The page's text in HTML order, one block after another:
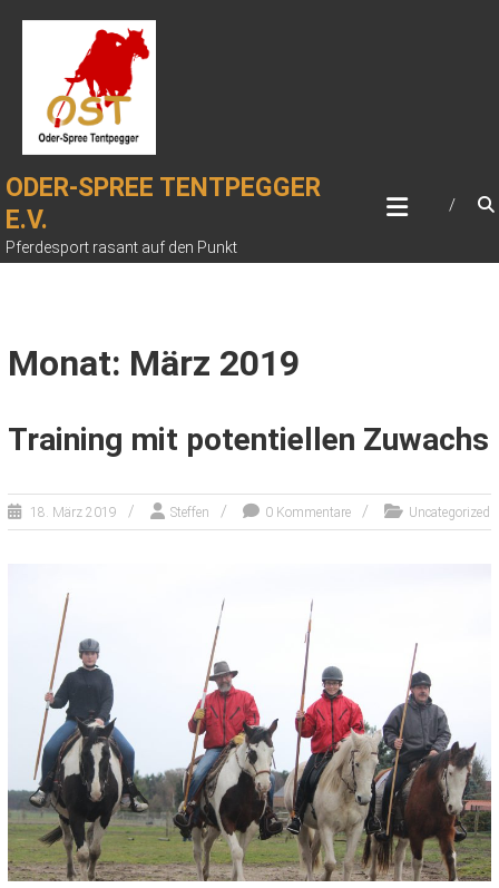
ODER-SPREE TENTPEGGER
E.V.
Pferdesport rasant auf den Punkt
Monat: März 2019
Training mit potentiellen Zuwachs
18. März 2019 Steffen 0 Kommentare Uncategorized